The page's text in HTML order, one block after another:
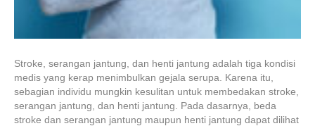
Stroke, serangan jantung, dan henti jantung adalah tiga kondisi
medis yang kerap menimbulkan gejala serupa. Karena itu,
sebagian individu mungkin kesulitan untuk membedakan stroke,
serangan jantung, dan henti jantung. Pada dasarnya, beda
stroke dan serangan jantung maupun henti jantung dapat dilihat